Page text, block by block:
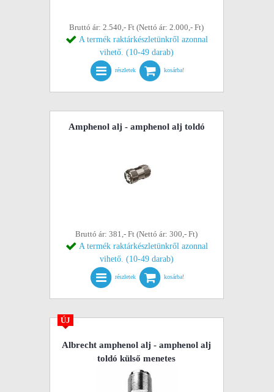
Bruttó ár: 2.540,- Ft (Nettó ár: 2.000,- Ft)
A termék raktárkészletünkről azonnal
vihető. (10-49 darab)
részletek kosárba!
Amphenol alj - amphenol alj toldó
Bruttó ár: 381,- Ft (Nettó ár: 300,- Ft)
A termék raktárkészletünkről azonnal
vihető. (10-49 darab)
részletek kosárba!
ÚJ
Albrecht amphenol alj - amphenol alj
toldó külső menetes